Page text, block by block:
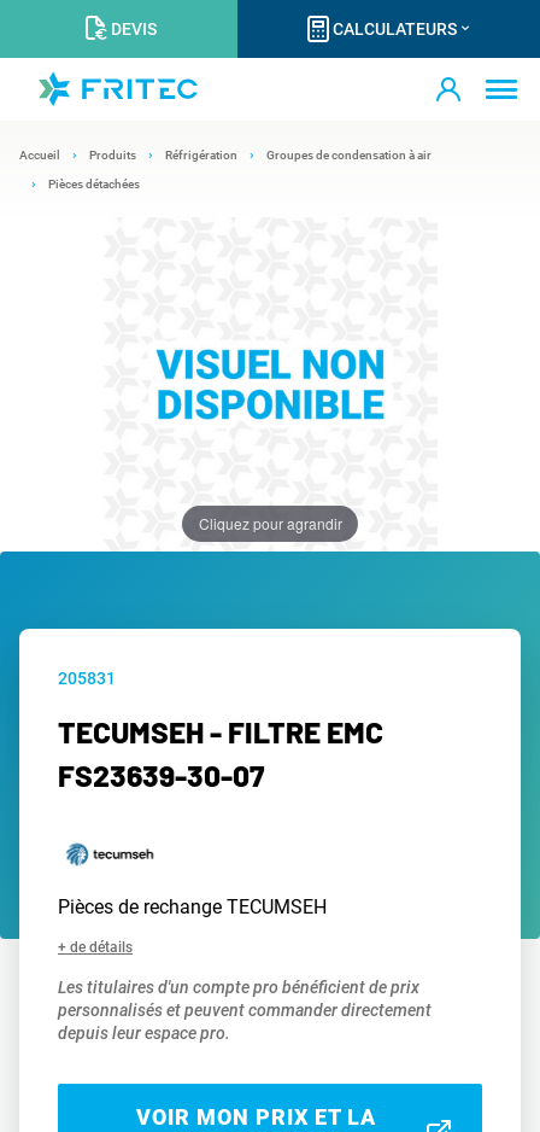
DEVIS CALCULATEURS
Accueil Produits Réfrigération Groupes de condensation à air
Pièces détachées
Cliquez pour agrandir
205831
TECUMSEH - FILTRE EMC
FS23639-30-07
Pièces de rechange TECUMSEH
+ de détails
Les titulaires d'un compte pro bénéficient de prix
personnalisés et peuvent commander directement
depuis leur espace pro.
VOIR MON PRIX ET LA